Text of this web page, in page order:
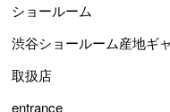
ショールーム
渋谷ショールーム産地ギ
取扱店
entrance